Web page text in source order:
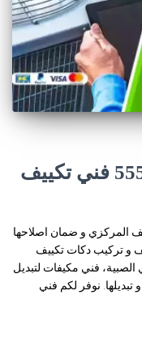
فني تكييف الصبية 55560390 فني تكييف
المركزي و ضمان اصلاحها
و تركيب دكات تكييف
فني مكيفات لتبديل
تبديلها. نوفر لكم فني